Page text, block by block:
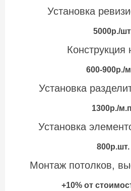
Установка
5000р./
Конструкция
600-900р./
Установка
1300р./
Установка
800р.шт.
Монтаж потолков,
+10% от